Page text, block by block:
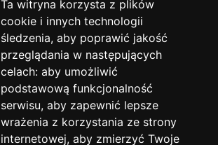
Ta witryna korzysta z plików
cookie i innych technologii
śledzenia, aby poprawić jakość
przeglądania w następujących
celach: aby umożliwić
podstawową funkcjonalność
serwisu, aby zapewnić lepsze
wrażenia z korzystania ze strony
internetowej, aby zmierzyć Twoje
Ta witryna korzysta z plików
cookie i innych technologii
śledzenia, aby poprawić jakość
przeglądania w następujących
celach: aby umożliwić
podstawową funkcjonalność
serwisu, aby zapewnić lepsze
wrażenia z korzystania ze strony
internetowej, aby zmierzyć Twoje